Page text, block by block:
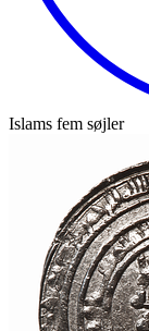
Islams fem søjler